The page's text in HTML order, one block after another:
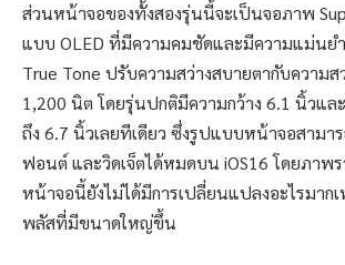
ส่วนหน้าจอของทั้งสองรุ่นนี้จะเป็นจอภาพ
แบบ OLED ที่มีความคมชัดและมีความแม่นย
True Tone ปรับความสว่างสบายตากับความส
1,200 นิต โดยรุ่นปกติมีความกว้าง 6.1 นิ้วแล
ถึง 6.7 นิ้วเลยทีเดียว ซึ่งรูปแบบหน้าจอสามา
ฟอนต์ และวิดเจ็ตได้หมดบน iOS16 โดยภาพ
หน้าจอนี้ยังไม่ได้มีการเปลี่ยนแปลงอะไรมาก
พลัสที่มีขนาดใหญ่ขึ้น